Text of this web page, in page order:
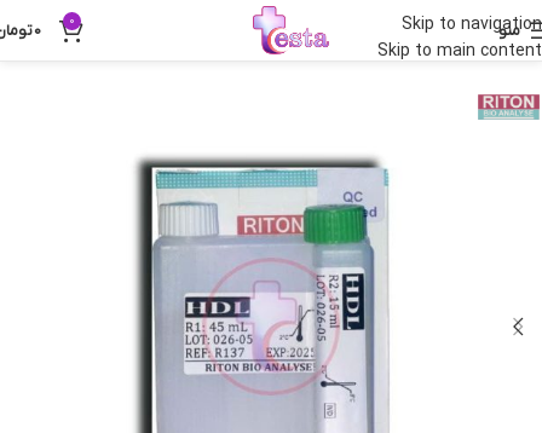
Skip to navigation
Skip to main content
منو 0
0